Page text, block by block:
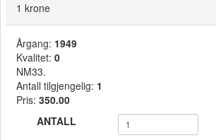
1 krone
Årgang: 1949
Kvalitet: 0
NM33.
Antall tilgjengelig: 1
Pris: 350.00
ANTALL